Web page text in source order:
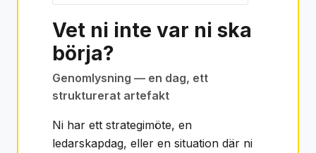
Vet ni inte var ni ska
börja?
Genomlysning — en dag, ett
strukturerat artefakt
Ni har ett strategimöte, en
ledarskapdag, eller en situation där ni